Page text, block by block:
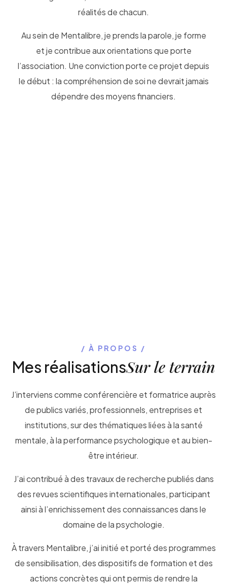
réalités de chacun.
Au sein de Mentalibre, je prends la parole, je forme
et je contribue aux orientations que porte
l’association. Une conviction porte ce projet depuis
le début : la compréhension de soi ne devrait jamais
dépendre des moyens financiers.
À PROPOS
Mes réalisationsSur le terrain
J’interviens comme conférencière et formatrice auprès
de publics variés, professionnels, entreprises et
institutions, sur des thématiques liées à la santé
mentale, à la performance psychologique et au bien-
être intérieur.
J’ai contribué à des travaux de recherche publiés dans
des revues scientifiques internationales, participant
ainsi à l’enrichissement des connaissances dans le
domaine de la psychologie.
À travers Mentalibre, j’ai initié et porté des programmes
de sensibilisation, des dispositifs de formation et des
actions concrètes qui ont permis de rendre la